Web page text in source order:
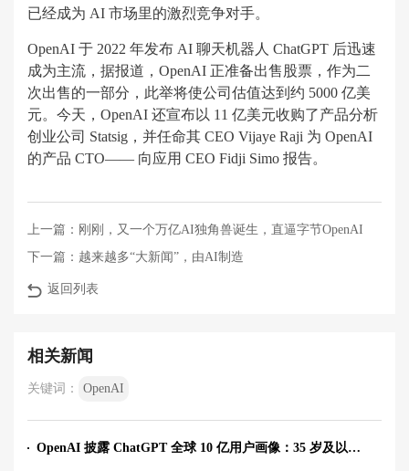
已经成为 AI 市场里的激烈竞争对手。
OpenAI 于 2022 年发布 AI 聊天机器人 ChatGPT 后迅速
成为主流，据报道，OpenAI 正准备出售股票，作为二
次出售的一部分，此举将使公司估值达到约 5000 亿美
元。今天，OpenAI 还宣布以 11 亿美元收购了产品分析
创业公司 Statsig，并任命其 CEO Vijaye Raji 为 OpenAI
的产品 CTO—— 向应用 CEO Fidji Simo 报告。
上一篇： 刚刚，又一个万亿AI独角兽诞生，直逼字节OpenAI
下一篇： 越来越多“大新闻”，由AI制造
返回列表
相关新闻
关键词： OpenAI
OpenAI 披露 ChatGPT 全球 10 亿用户画像：35 岁及以上用户用量上升